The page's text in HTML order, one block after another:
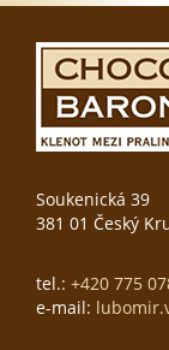
Soukenická 39
381 01 Český
tel.: +420 775
e-mail: